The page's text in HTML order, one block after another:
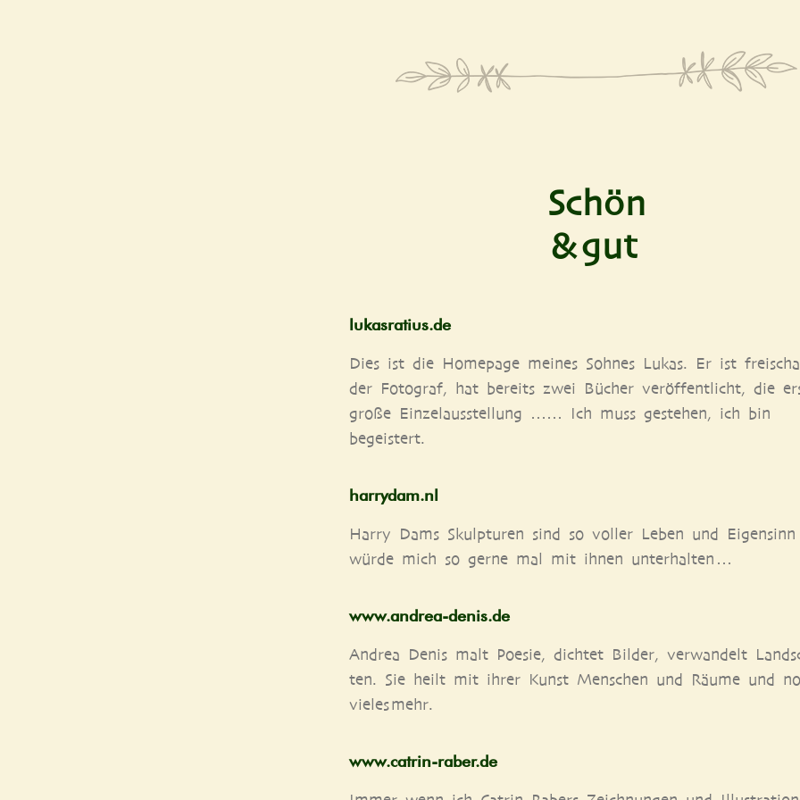
Schön
& gut
lukas​ra​ti​us​.de
Dies ist die Home­page mei­nes Soh­nes Lukas. Er ist
der Foto­graf, hat bereits zwei Bücher ver­öf­fent­licht, die
gro­ße Ein­zel­aus­stel­lung …… Ich muss geste­hen, ich bin
begeistert.
har​ry​dam​.nl
Har­ry Dams Skulp­tu­ren sind so vol­ler Leben und
wür­de mich so ger­ne mal mit ihnen unterhalten …
www​.andrea​-denis​.de
Andrea Denis malt Poe­sie, dich­tet Bil­der, ver­wan­delt
ten. Sie heilt mit ihrer Kunst Men­schen und Räu­me und
vie­les mehr.
www​.catrin​-raber​.de